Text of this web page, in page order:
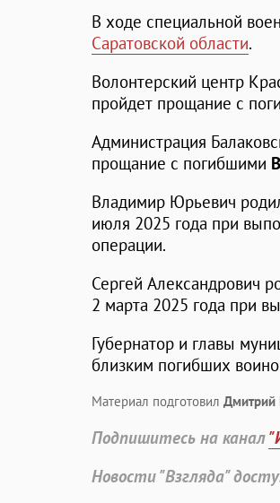
В ходе специальной
Саратовской области.
Волонтерский центр
пройдет прощание с
Администрация
прощание с погибшими
Владимир Юрьевич
июля 2025 года при
операции.
Сергей Александрович
2 марта 2025 года при
Губернатор и главы
близким погибших
Материал подготовил Дмитрий
Подпишитесь на канал
Новости "Взгляда"